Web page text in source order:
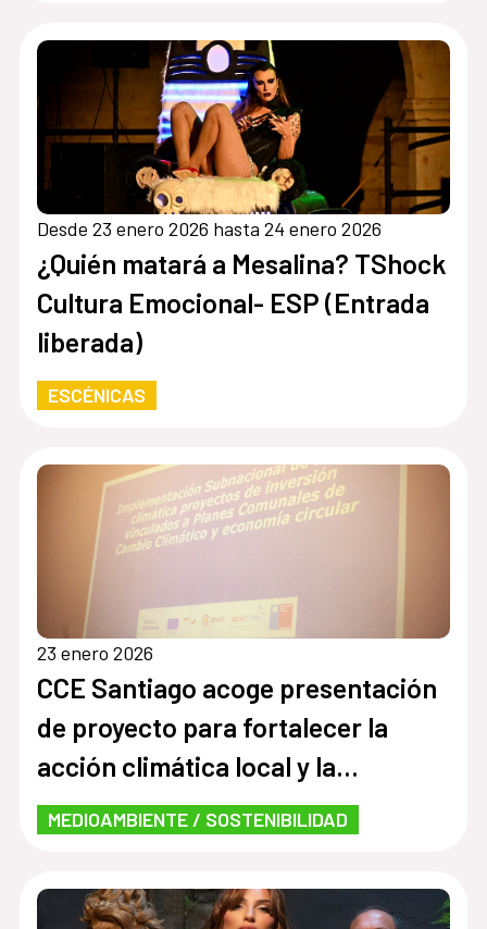
Desde 23 enero 2026 hasta 24 enero 2026
¿Quién matará a Mesalina? TShock
Cultura Emocional- ESP (Entrada
liberada)
ESCÉNICAS
23 enero 2026
CCE Santiago acoge presentación
de proyecto para fortalecer la
acción climática local y la
economía circular
MEDIOAMBIENTE / SOSTENIBILIDAD